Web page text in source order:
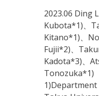
2023.06 Ding
Kubota*1)、
Kitano*1)、
Fujii*2)、
Kadota*3)、
Tonozuka*1)
1)Department